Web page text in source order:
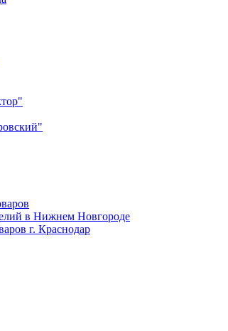
в Нижнем Новгороде
г. Краснодар